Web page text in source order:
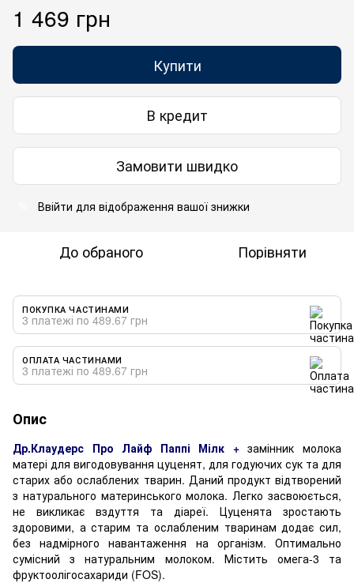
1 469 грн
Купити
В кредит
Замовити швидко
Ввійти для відображення вашої знижки
До обраного Порівняти
ПОКУПКА ЧАСТИНАМИ
3 платежі по 489.67 грн
ОПЛАТА ЧАСТИНАМИ
3 платежі по 489.67 грн
Опис
Др.Клаудерс Про Лайф Паппі Мілк +замінник молока
матері для вигодовування цуценят, для годуючих сук та для
старих або ослаблених тварин. Даний продукт відтворений
з натурального материнського молока. Легко засвоюється,
не викликає вздуття та діареї. Цуценята зростають
здоровими, а старим та ослабленим тваринам додає сил,
без надмірного навантаження на організм. Оптимально
сумісний з натуральним молоком. Містить омега-3 та
фруктоолігосахариди (FOS).